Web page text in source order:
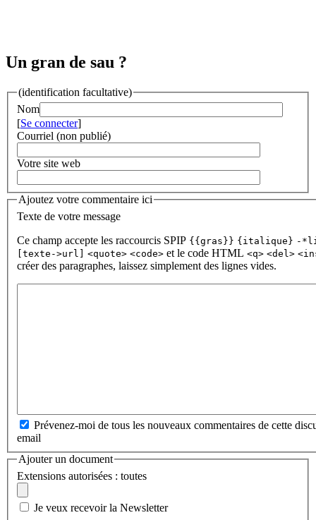
Un gran de sau ?
(identification facultative)
Nom
[Se connecter]
Courriel (non publié)
Votre site web
Ajoutez votre commentaire ici
Texte de votre message
Ce champ accepte les raccourcis SPIP {{gras}} {italique} -
[texte->url]
<quote> <code> et le code HTML <q> <del>
créer des paragraphes, laissez simplement des lignes vides.
Prévenez-moi de tous les nouveaux commentaires de cette
email
Ajouter un document
Extensions autorisées : toutes
Je veux recevoir la Newsletter